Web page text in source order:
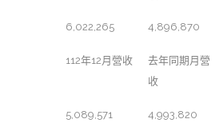
6,022,265 4,896,870
112年12月營收
去年同期月營
收
5,089,571 4,993,820